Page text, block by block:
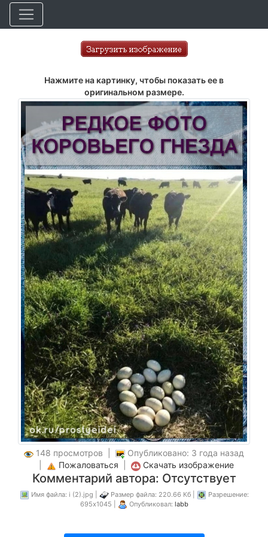
Нажмите на картинку, чтобы показать ее в
оригинальном размере.
148 просмотров |
Опубликовано: 3 года назад
Пожаловаться Скачать изображение
Комментарий автора: Отсутствует
Имя файла: i (2).jpg | Размер файла: 220.66 Кб |
Разрешение:
695x1045 |
Опубликовал: labb